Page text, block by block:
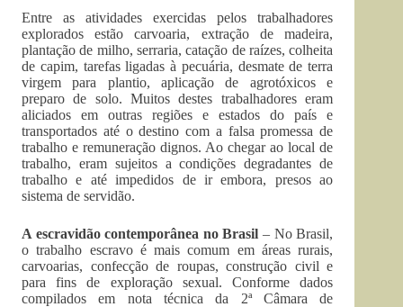
Entre as atividades exercidas pelos trabalhadores
explorados estão carvoaria, extração de madeira,
plantação de milho, serraria, catação de raízes, colheita
de capim, tarefas ligadas à pecuária, desmate de terra
virgem para plantio, aplicação de agrotóxicos e
preparo de solo. Muitos destes trabalhadores eram
aliciados em outras regiões e estados do país e
transportados até o destino com a falsa promessa de
trabalho e remuneração dignos. Ao chegar ao local de
trabalho, eram sujeitos a condições degradantes de
trabalho e até impedidos de ir embora, presos ao
sistema de servidão.
A escravidão contemporânea no Brasil – No Brasil,
o trabalho escravo é mais comum em áreas rurais,
carvoarias, confecção de roupas, construção civil e
para fins de exploração sexual. Conforme dados
compilados em nota técnica da 2ª Câmara de